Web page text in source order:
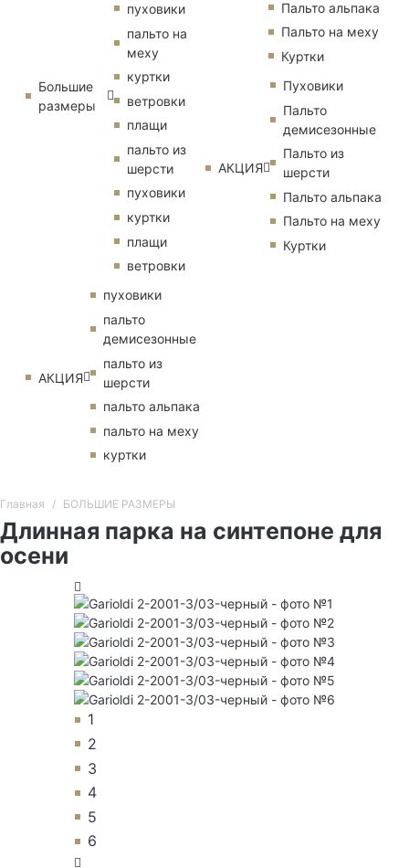
Большие
размеры
пуховики
пальто на
меху
куртки
ветровки
плащи
пальто из
шерсти
пуховики
куртки
плащи
ветровки
АКЦИЯ
пуховики
пальто
демисезонные
пальто из
шерсти
пальто альпака
пальто на меху
куртки
Пальто альпака
Пальто на меху
Куртки
АКЦИЯ
Пуховики
Пальто
демисезонные
Пальто из
шерсти
Пальто альпака
Пальто на меху
Куртки
Главная БОЛЬШИЕ РАЗМЕРЫ
Длинная парка на синтепоне для
осени
1
2
3
4
5
6